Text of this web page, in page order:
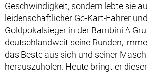
Geschwindigkeit, sondern lebte sie
leidenschaftlicher Go-Kart-Fahrer
Goldpokalsieger in der Bambini A
deutschlandweit seine Runden,
das Beste aus sich und seiner
herauszuholen. Heute bringt er